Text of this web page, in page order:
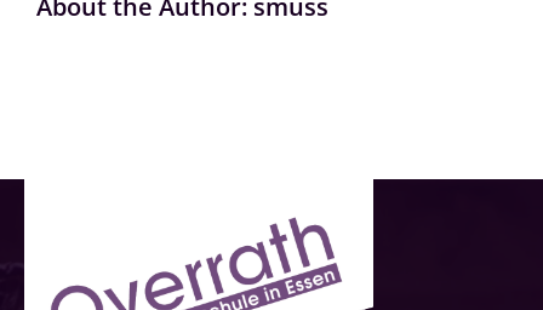
About the Author: smuss